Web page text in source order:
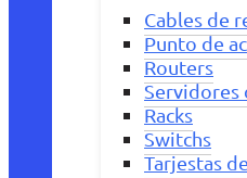
Cables de
Punto de
Routers
Servidores
Racks
Switchs
Tarjestas